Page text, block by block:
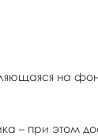
на
– при этом